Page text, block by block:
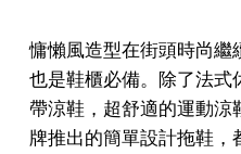
慵懶風造型在街頭時尚繼
也是鞋櫃必備。除了法式
帶涼鞋，超舒適的運動涼
牌推出的簡單設計拖鞋，